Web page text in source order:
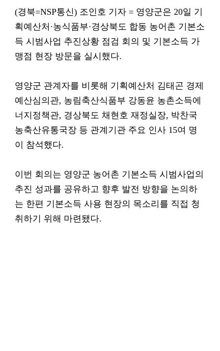
(경북=NSP통신) 조인호 기자 = 영양군은 20일 기
획예산처·농식품부·경상북도 합동 농어촌 기본소
득 시범사업 추진상황 점검 회의 및 기본소득 가
맹점 현장 방문을 실시했다.
영양군 관계자를 비롯해 기획예산처 김태곤 경제
예산심의관, 농림축산식품부 강동윤 농촌소득에
너지정책관, 경상북도 채현호 재정실장, 박찬국
농축산유통국장 등 관계기관 주요 인사 15여 명
이 참석했다.
이번 회의는 영양군 농어촌 기본소득 시범사업의
추진 성과를 공유하고 향후 발전 방향을 논의하
는 한편 기본소득 사용 현장의 목소리를 직접 청
취하기 위해 마련됐다.